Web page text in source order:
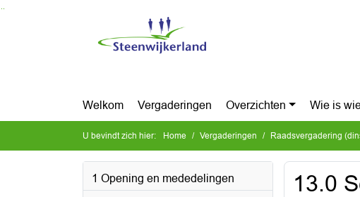
Ga naar de inhoud van deze pagina
Welkom Vergaderingen Overzichten Wie is
U bevindt zich hier: Home Vergaderingen Raadsvergadering
1 Opening en mededelingen
13.0